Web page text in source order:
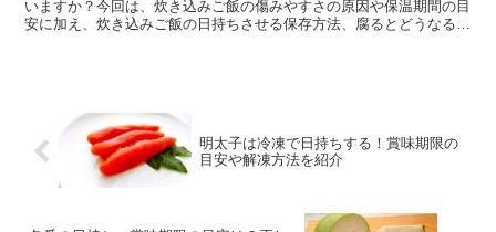
いますか？今回は、炊き込みご飯の傷みやすさの原因や保温期間の目
安に加え、炊き込みご飯の日持ちさせる保存方法、腐るとどうなるの
明太子は冷凍で日持ちする！賞味期限の
目安や解凍方法を紹介